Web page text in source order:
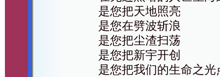
是您把天地照亮
是您在劈波斩浪
是您把尘渣扫荡
是您把新宇开创
是您把我们的生命之光